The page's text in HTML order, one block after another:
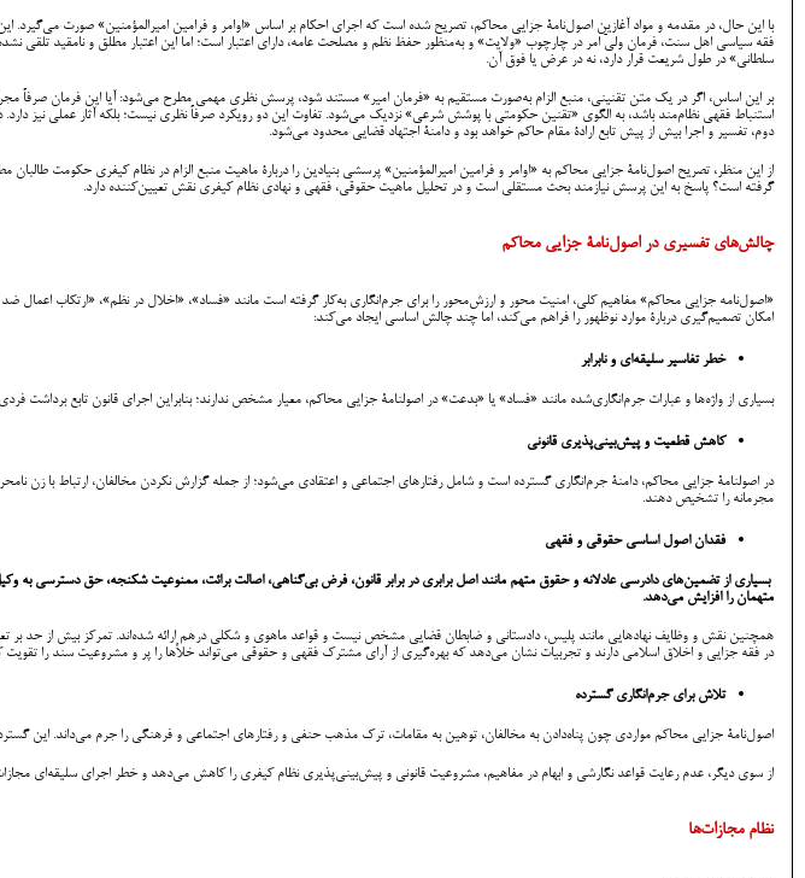
با این حال، در مقدمه و مواد آغازین اصول‌نامۀ جزایی محاکم، تصریح شده است که اجرای احکام بر اساس «اوامر و فرامین امیرالمؤمنین» صورت
فقه سیاسی اهل سنت، فرمان ولیّ امر در چارچوب «ولایت» و به‌منظور حفظ نظم و مصلحت عامه، دارای اعتبار است؛ اما این اعتبار مطلق و نامقید
سلطانی» در طول شریعت قرار دارد، نه در عرض یا فوق آن.
بر این اساس، اگر در یک متن تقنینی، منبع الزام به‌صورت مستقیم به «فرمان امیر» مستند شود، پرسش نظری مهمی مطرح می‌شود: آیا این فرمان صرفاً
استنباط فقهی نظام‌مند باشد، به الگوی «تقنین حکومتی با پوشش شرعی» نزدیک می‌شود. تفاوت این دو رویکرد صرفاً نظری نیست؛ بلکه آثار عملی نیز
دوم، تفسیر و اجرا بیش از پیش تابع ارادۀ مقام حاکم خواهد بود و دامنۀ اجتهاد قضایی محدود می‌شود.
از این منظر، تصریح اصول‌نامۀ جزایی محاکم به «اوامر و فرامین امیرالمؤمنین» پرسشی بنیادین را دربارۀ ماهیت منبع الزام در نظام کیفری حکومت
گرفته است؟ پاسخ به این پرسش نیازمند بحث مستقلی است و در تحلیل ماهیت حقوقی، فقهی و نهادی نظام کیفری نقش تعیین‌کننده دارد.
چالش‌های تفسیری در اصول‌نامۀ جزایی محاکم
«اصول‌نامه جزایی محاکم» مفاهیم کلی، امنیت محور و ارزش‌محور را برای جرم‌انگاری به‌کار گرفته است مانند «فساد»، «اخلال در نظم»، «ارتکاب
امکان تصمیم‌گیری دربارۀ موارد نوظهور را فراهم می‌کند، اما چند چالش اساسی ایجاد می‌کند:
خطر تفاسیر سلیقه‌ای و نابرابر
بسیاری از واژه‌ها و عبارات جرم‌انگاری‌شده مانند «فساد» یا «بدعت» در اصولنامۀ جزایی محاکم، معیار مشخص ندارند؛ بنابراین اجرای قانون تابع برداشت
کاهش قطعیت و پیش‌بینی‌پذیری قانونی
در اصولنامۀ جزایی محاکم، دامنۀ جرم‌انگاری گسترده است و شامل رفتارهای اجتماعی و اعتقادی می‌شود؛ از جمله گزارش نکردن مخالفان، ارتباط با
مجرمانه را تشخیص دهند.
فقدان اصول اساسی حقوقی و فقهی
بسیاری از تضمین‌های دادرسی عادلانه و حقوق متهم مانند اصل برابری در برابر قانون، فرض بی‌گناهی، اصالت برائت، ممنوعیت شکنجه، حق دسترسی
متهمان را افزایش می‌دهد.
همچنین نقش و وظایف نهادهایی مانند پلیس، دادستانی و ضابطان قضایی مشخص نیست و قواعد ماهوی و شکلی درهم ارائه شده‌اند. تمرکز بیش از حد بر
در فقه جزایی و اخلاق اسلامی دارند و تجربیات نشان می‌دهد که بهره‌گیری از آرای مشترک فقهی و حقوقی می‌تواند خلأها را پر و مشروعیت سند را تقویت
تلاش برای جرم‌انگاری گسترده
اصول‌نامۀ جزایی محاکم مواردی چون پناه‌دادن به مخالفان، توهین به مقامات، ترک مذهب حنفی و رفتارهای اجتماعی و فرهنگی را جرم می‌داند. این
از سوی دیگر، عدم رعایت قواعد نگارشی و ابهام در مفاهیم، مشروعیت قانونی و پیش‌بینی‌پذیری نظام کیفری را کاهش می‌دهد و خطر اجرای سلیقه‌ای
نظام مجازات‌ها